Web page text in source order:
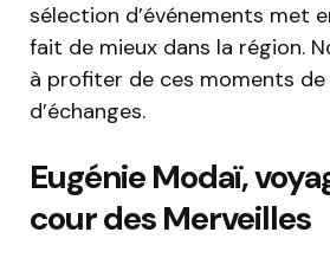
sélection d’événements met
fait de mieux dans la région.
à profiter de ces moments
d’échanges.
Eugénie Modaï,
cour des Merveilles